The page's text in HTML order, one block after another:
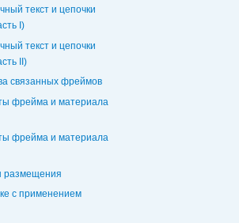
текст и цепочки
I)
текст и цепочки
II)
связанных фреймов
фрейма и материала
фрейма и материала
размещения
с применением